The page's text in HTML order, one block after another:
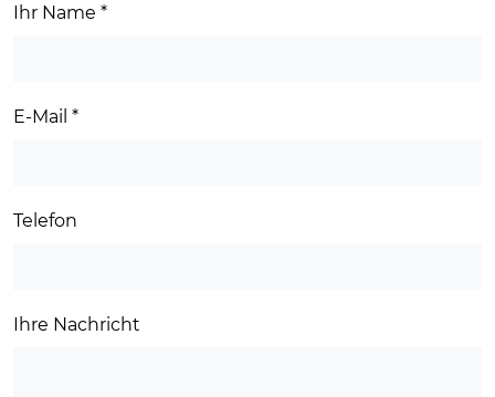
Ihr Name *
E-Mail *
Telefon
Ihre Nachricht